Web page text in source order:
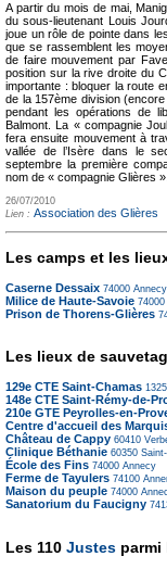
A partir du mois de mai,
du sous-lieutenant Louis
joue un rôle de pointe dans
que se rassemblent les
de faire mouvement par
position sur la rive droite du
importante : bloquer la route
de la 157ème division
pendant les opérations de
Balmont. La « compagnie
fera ensuite mouvement à
vallée de l’Isère dans le
septembre la première
nom de « compagnie Glières ».
26/07/2010
Lien : Association des Glières
Les camps et les
Caserne Dessaix 74000 Annecy
Milice de Haute-Savoie 74000
Prison de Thorens-Glières
Les lieux de
129e CTE Saint-Chamas
148e CTE Saint-Rémy-de-
210e GTE Peyrolles-en-
Centre d'accueil des
Château de Cappy 60410
Clinique Béthanie 60350
École des Fins 74000 Annecy
Ferme de Tayulers 74100
Maison du peuple 74000
Sanatorium du Faucigny
Les 110 Justes parmi